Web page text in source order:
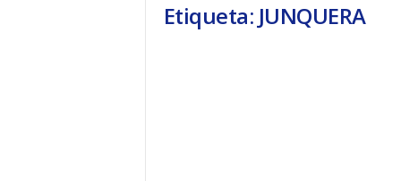
Etiqueta: JUNQUERA